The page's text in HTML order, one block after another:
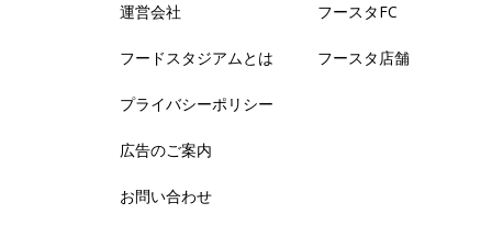
運営会社
フードスタジアムとは
プライバシーポリシー
広告のご案内
お問い合わせ
フースタFC
フースタ店舗